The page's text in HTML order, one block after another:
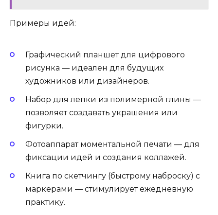
Примеры идей:
Графический планшет для цифрового
рисунка — идеален для будущих
художников или дизайнеров.
Набор для лепки из полимерной глины —
позволяет создавать украшения или
фигурки.
Фотоаппарат моментальной печати — для
фиксации идей и создания коллажей.
Книга по скетчингу (быстрому наброску) с
маркерами — стимулирует ежедневную
практику.